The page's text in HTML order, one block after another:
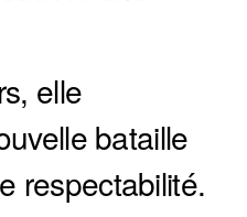
elle
bataille
respectabilité.